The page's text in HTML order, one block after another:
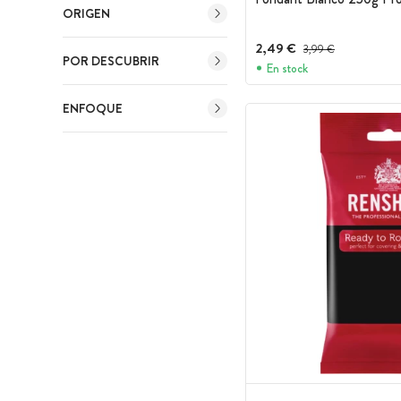
ORIGEN
POR DESCUBRIR
ENFOQUE
2,49 € Precio antes del
3,99 €
En stock